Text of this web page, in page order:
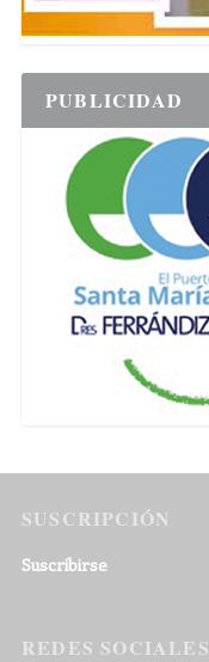
PUBLICIDAD
SUSCRIPCIÓN
Suscribirse
REDES SOCIALES